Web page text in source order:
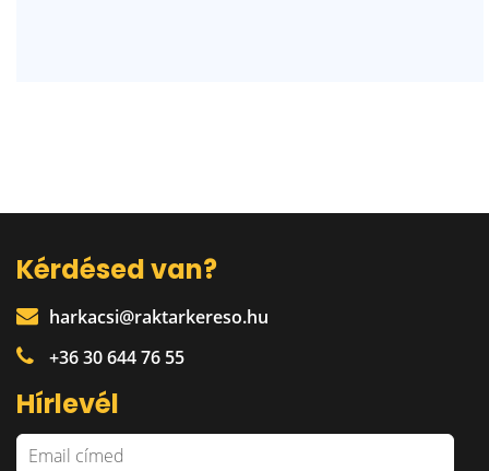
Kérdésed van?
harkacsi@raktarkereso.hu
+36 30 644 76 55
Hírlevél